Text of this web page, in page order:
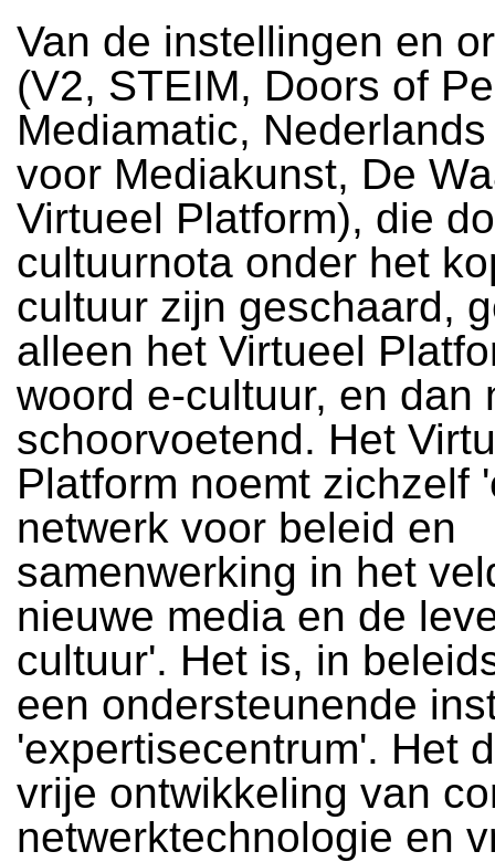
Van de instellingen en
(V2, STEIM, Doors of
Mediamatic,
voor Mediakunst, De
Virtueel Platform), die
cultuurnota onder het
cultuur zijn geschaard,
alleen het Virtueel
woord e-cultuur, en dan
schoorvoetend. Het
Platform noemt zichzelf
netwerk voor beleid en
samenwerking in het
nieuwe media en de
cultuur'. Het is, in
een ondersteunende
'expertisecentrum'. Het
vrije ontwikkeling van
netwerktechnologie en